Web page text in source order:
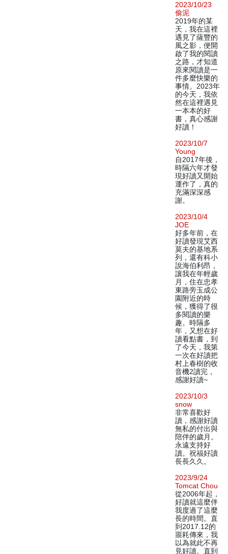
2023/10/23
偷泥
2019年的某
天，我在這裡
遇見了薩豐的
風之影，便開
啟了我的閱讀
之路，才知道
原來閱讀是一
件多麼快樂的
事情。2023年
的今天，我依
然在這裡遇見
一本本的好
書，真心感謝
好讀！
2023/10/7
Young
自2017年後，
時隔六年才發
現好讀又開始
運作了，真的
充滿深深感
謝。
2023/10/4
JOE
好多年前，在
好讀發現艾西
莫夫的基地系
列，還有科小
說海伯利昂，
讓我在年輕歲
月，住在忠孝
東路旁玉成公
園附近的時
候，獲得了很
多閱讀的樂
趣。時隔多
年，又想在好
讀看點書，到
了今天，我第
一次在好讀把
村上春樹的收
音機2讀完，
感謝好讀~
2023/10/3
snow
非常喜歡好
讀，感謝好讀
無私的付出與
陪伴的歲月。
永遠支持好
讀。祝福好讀
長長久久。
2023/9/24
Tomcat Chou
從2006年起，
好讀就這麼伴
我度過了這麼
長的時間。直
到2017.12的
噩耗傳來，我
以為就此不再
見好讀。直到